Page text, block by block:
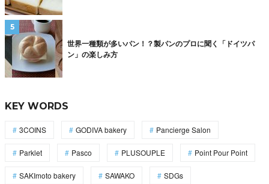
世界一種類が多いパン！？製パンのプロに聞く「ドイツパ
ン」の楽しみ方
KEY WORDS
3COINS GODIVA bakery Pancierge Salon
Parklet Pasco PLUSOUPLE Point Pour Point
SAKImoto bakery SAWAKO SDGs